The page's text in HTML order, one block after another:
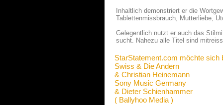
Inhaltlich demonstriert er die
Tablettenmissbrauch, Mutterliebe,
Gelegentlich nutzt er auch das
sucht. Nahezu alle Titel sind
StarStatement.com möchte sich
Swiss & Die Andern
& Christian Heinemann
Sony Music Germany
& Dieter Schienhammer
( Ballyhoo Media )